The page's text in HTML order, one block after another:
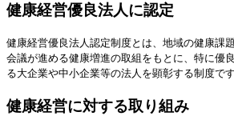
ナ
ビ
ゲ
シ
健康経営優良法人に認定
健康経営優良法人認定制度とは、地域の健康課
会議が進める健康増進の取組をもとに、特に優
る大企業や中小企業等の法人を顕彰する制度です
健康経営に対する取り組み